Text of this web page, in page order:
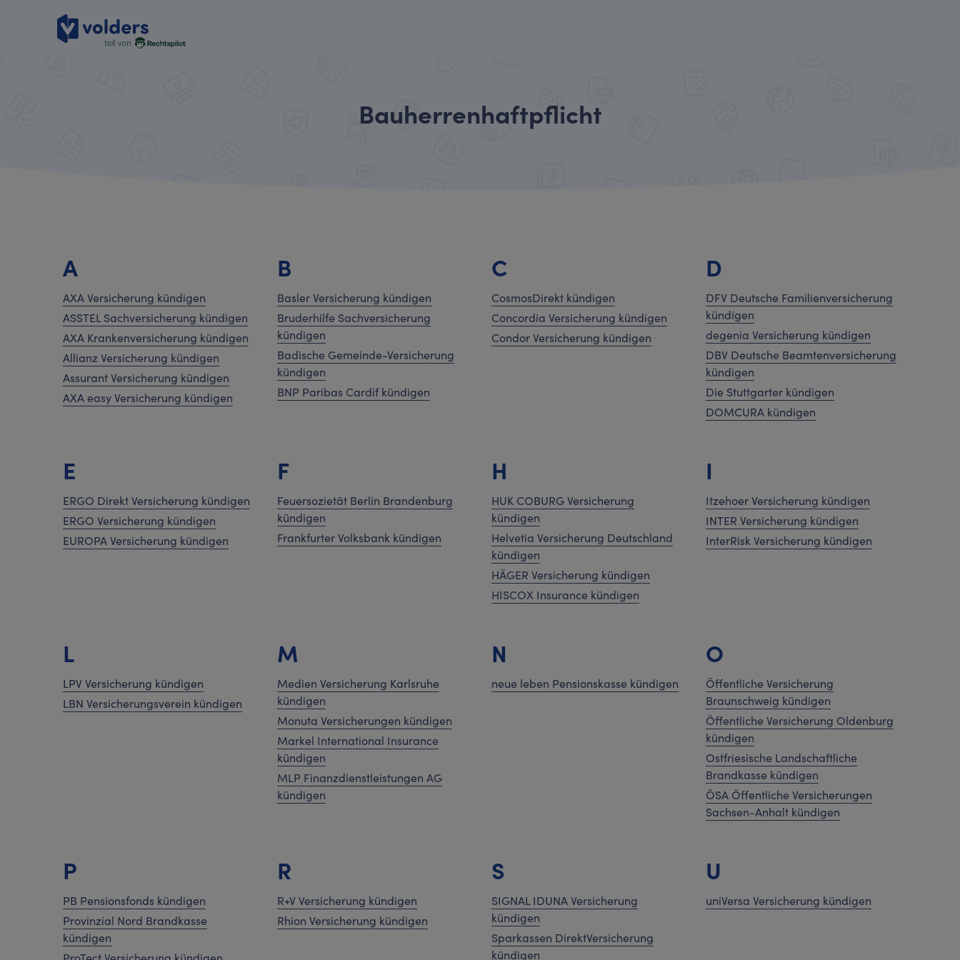
Bauherrenhaftpflicht
A
AXA Versicherung kündigen
ASSTEL Sachversicherung kündigen
AXA Krankenversicherung kündigen
Allianz Versicherung kündigen
Assurant Versicherung kündigen
AXA easy Versicherung kündigen
B
Basler Versicherung kündigen
Bruderhilfe Sachversicherung
kündigen
Badische Gemeinde-Versicherung
kündigen
BNP Paribas Cardif kündigen
C
CosmosDirekt kündigen
Concordia Versicherung kündigen
Condor Versicherung kündigen
D
DFV Deutsche Familienversicherung
kündigen
degenia Versicherung kündigen
DBV Deutsche Beamtenversicherung
kündigen
Die Stuttgarter kündigen
DOMCURA kündigen
E
ERGO Direkt Versicherung kündigen
ERGO Versicherung kündigen
EUROPA Versicherung kündigen
F
Feuersozietät Berlin Brandenburg
kündigen
Frankfurter Volksbank kündigen
H
HUK COBURG Versicherung
kündigen
Helvetia Versicherung Deutschland
kündigen
HÄGER Versicherung kündigen
HISCOX Insurance kündigen
I
Itzehoer Versicherung kündigen
INTER Versicherung kündigen
InterRisk Versicherung kündigen
L
LPV Versicherung kündigen
LBN Versicherungsverein kündigen
M
Medien Versicherung Karlsruhe
kündigen
Monuta Versicherungen kündigen
Markel International Insurance
kündigen
MLP Finanzdienstleistungen AG
kündigen
N
neue leben Pensionskasse kündigen
O
Öffentliche Versicherung
Braunschweig kündigen
Öffentliche Versicherung Oldenburg
kündigen
Ostfriesische Landschaftliche
Brandkasse kündigen
ÖSA Öffentliche Versicherungen
Sachsen-Anhalt kündigen
P
PB Pensionsfonds kündigen
Provinzial Nord Brandkasse
kündigen
R
R+V Versicherung kündigen
Rhion Versicherung kündigen
S
SIGNAL IDUNA Versicherung
kündigen
Sparkassen DirektVersicherung
kündigen
U
uniVersa Versicherung kündigen